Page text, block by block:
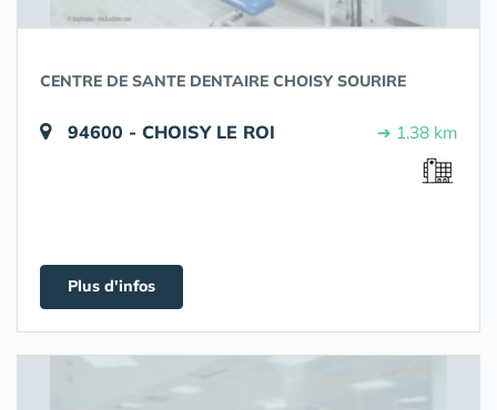
CENTRE DE SANTE DENTAIRE CHOISY SOURIRE
94600 - CHOISY LE ROI ➔ 1.38 km
Plus d'infos